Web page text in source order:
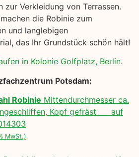
zur Verkleidung von Terrassen.
die Robinie zum
und langlebigen
das Ihr Grundstück schön hält!
in Kolonie Golfplatz, Berlin.
Potsdam:
Robinie Mittendurchmesser ca.
Kopf gefräst auf
MwSt.)